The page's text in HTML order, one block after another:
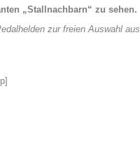
„Stallnachbarn“ zu sehen.
zur freien Auswahl aus